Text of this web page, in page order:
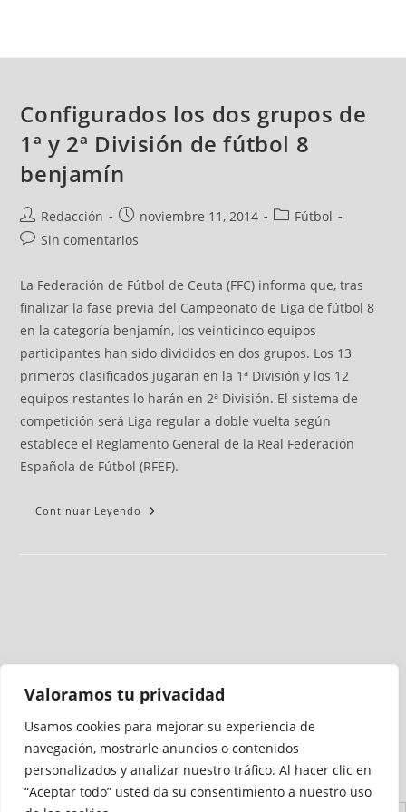
Valoramos tu privacidad
Usamos cookies para mejorar su experiencia de
navegación, mostrarle anuncios o contenidos
personalizados y analizar nuestro tráfico. Al hacer clic en
“Aceptar todo” usted da su consentimiento a nuestro uso
Configurados los dos grupos de
1ª y 2ª División de fútbol 8
benjamín
Redacción noviembre 11, 2014
Fútbol
Sin comentarios
La Federación de Fútbol de Ceuta (FFC) informa que, tras
finalizar la fase previa del Campeonato de Liga de fútbol 8
en la categoría benjamín, los veinticinco equipos
participantes han sido divididos en dos grupos. Los 13
primeros clasificados jugarán en la 1ª División y los 12
equipos restantes lo harán en 2ª División. El sistema de
competición será Liga regular a doble vuelta según
establece el Reglamento General de la Real Federación
Española de Fútbol (RFEF).
Continuar Leyendo
Medio auditado por